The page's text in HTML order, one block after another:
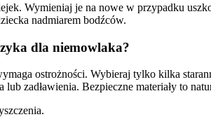
Wymieniaj je na nowe w przypadku
nadmiarem bodźców.
dla niemowlaka?
ostrożności. Wybieraj tylko kilka
zadławienia. Bezpieczne materiały to